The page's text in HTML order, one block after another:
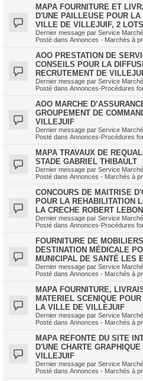
MAPA FOURNITURE ET
D'UNE PAILLEUSE POUR
VILLE DE VILLEJUIF, 2 LOTS
Dernier message par Service
Posté dans Annonces - Marchés à
AOO PRESTATION DE
CONSEILS POUR LA
RECRUTEMENT DE
Dernier message par Service
Posté dans Annonces-Procédures
AOO MARCHE
GROUPEMENT DE
VILLEJUIF
Dernier message par Service
Posté dans Annonces-Procédures
MAPA TRAVAUX DE
STADE GABRIEL THIBAULT
Dernier message par Service
Posté dans Annonces - Marchés à
CONCOURS DE MAITRISE
POUR LA REHABILITATION
LA CRECHE ROBERT LEBON
Dernier message par Service
Posté dans Annonces-Procédures
FOURNITURE DE
DESTINATION MÉDICALE
MUNICIPAL DE SANTÉ LES
Dernier message par Service
Posté dans Annonces - Marchés à
MAPA FOURNITURE,
MATERIEL SCENIQUE
LA VILLE DE VILLEJUIF
Dernier message par Service
Posté dans Annonces - Marchés à
MAPA REFONTE DU SITE
D'UNE CHARTE
VILLEJUIF
Dernier message par Service
Posté dans Annonces - Marchés à